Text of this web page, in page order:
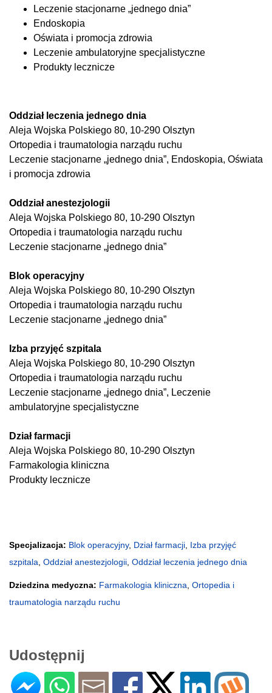
Leczenie stacjonarne „jednego dnia”
Endoskopia
Oświata i promocja zdrowia
Leczenie ambulatoryjne specjalistyczne
Produkty lecznicze
Oddział leczenia jednego dnia
Aleja Wojska Polskiego 80, 10-290 Olsztyn
Ortopedia i traumatologia narządu ruchu
Leczenie stacjonarne „jednego dnia”, Endoskopia, Oświata
i promocja zdrowia
Oddział anestezjologii
Aleja Wojska Polskiego 80, 10-290 Olsztyn
Ortopedia i traumatologia narządu ruchu
Leczenie stacjonarne „jednego dnia”
Blok operacyjny
Aleja Wojska Polskiego 80, 10-290 Olsztyn
Ortopedia i traumatologia narządu ruchu
Leczenie stacjonarne „jednego dnia”
Izba przyjęć szpitala
Aleja Wojska Polskiego 80, 10-290 Olsztyn
Ortopedia i traumatologia narządu ruchu
Leczenie stacjonarne „jednego dnia”, Leczenie
ambulatoryjne specjalistyczne
Dział farmacji
Aleja Wojska Polskiego 80, 10-290 Olsztyn
Farmakologia kliniczna
Produkty lecznicze
Specjalizacja: Blok operacyjny, Dział farmacji Izba przyjęć
szpitala Oddział anestezjologii Oddział leczenia jednego dnia
Dziedzina medyczna: Farmakologia kliniczna Ortopedia i
traumatologia narządu ruchu
Udostępnij